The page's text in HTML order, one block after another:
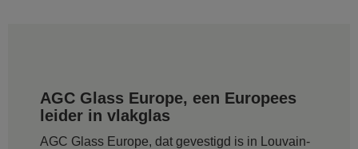
AGC Glass Europe, een Europees
leider in vlakglas
AGC Glass Europe, dat gevestigd is in Louvain-